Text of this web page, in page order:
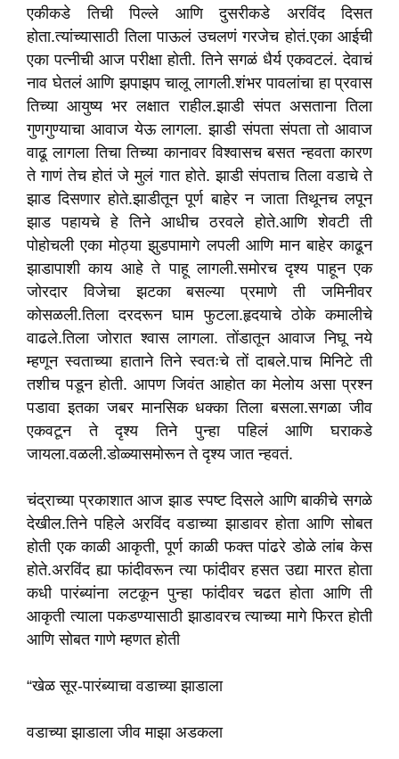
एकीकडे तिची पिल्ले आणि दुसरीकडे अरविंद दिसत
होता.त्यांच्यासाठी तिला पाऊलं उचलणं गरजेच होतं.एका आईची
एका पत्नीची आज परीक्षा होती. तिने सगळं धैर्य एकवटलं. देवाचं
नाव घेतलं आणि झपाझप चालू लागली.शंभर पावलांचा हा प्रवास
तिच्या आयुष्य भर लक्षात राहील.झाडी संपत असताना तिला
गुणगुण्याचा आवाज येऊ लागला. झाडी संपता संपता तो आवाज
वाढू लागला तिचा तिच्या कानावर विश्वासच बसत न्हवता कारण
ते गाणं तेच होतं जे मुलं गात होते. झाडी संपताच तिला वडाचे ते
झाड दिसणार होते.झाडीतून पूर्ण बाहेर न जाता तिथूनच लपून
झाड पहायचे हे तिने आधीच ठरवले होते.आणि शेवटी ती
पोहोचली एका मोठ्या झुडपामागे लपली आणि मान बाहेर काढून
झाडापाशी काय आहे ते पाहू लागली.समोरच दृश्य पाहून एक
जोरदार विजेचा झटका बसल्या प्रमाणे ती जमिनीवर
कोसळली.तिला दरदरून घाम फुटला.हृदयाचे ठोके कमालीचे
वाढले.तिला जोरात श्वास लागला. तोंडातून आवाज निघू नये
म्हणून स्वताच्या हाताने तिने स्वतःचे तों दाबले.पाच मिनिटे ती
तशीच पडून होती. आपण जिवंत आहोत का मेलोय असा प्रश्न
पडावा इतका जबर मानसिक धक्का तिला बसला.सगळा जीव
एकवटून ते दृश्य तिने पुन्हा पहिलं आणि घराकडे
जायला.वळली.डोळ्यासमोरून ते दृश्य जात न्हवतं.
चंद्राच्या प्रकाशात आज झाड स्पष्ट दिसले आणि बाकीचे सगळे
देखील.तिने पहिले अरविंद वडाच्या झाडावर होता आणि सोबत
होती एक काळी आकृती, पूर्ण काळी फक्त पांढरे डोळे लांब केस
होते.अरविंद ह्या फांदीवरून त्या फांदीवर हसत उद्या मारत होता
कधी पारंब्यांना लटकून पुन्हा फांदीवर चढत होता आणि ती
आकृती त्याला पकडण्यासाठी झाडावरच त्याच्या मागे फिरत होती
आणि सोबत गाणे म्हणत होती
“खेळ सूर-पारंब्याचा वडाच्या झाडाला
वडाच्या झाडाला जीव माझा अडकला